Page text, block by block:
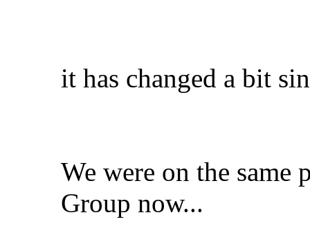
it has changed a bit
We were on the
Group now...